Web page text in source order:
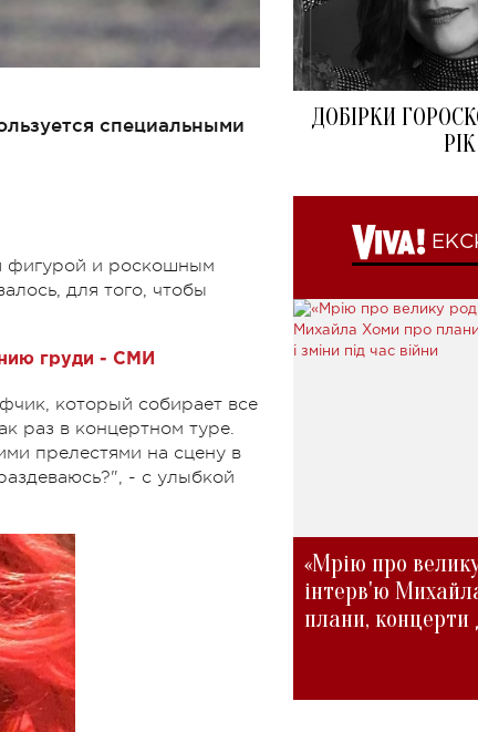
специальными
фигурой и роскошным
для того, чтобы
груди - СМИ
который собирает все
раз в концертном туре.
прелестями на сцену в
- с улыбкой
ДОБІРКИ
РІК
«Мрію про
інтерв'ю
плани, концерти